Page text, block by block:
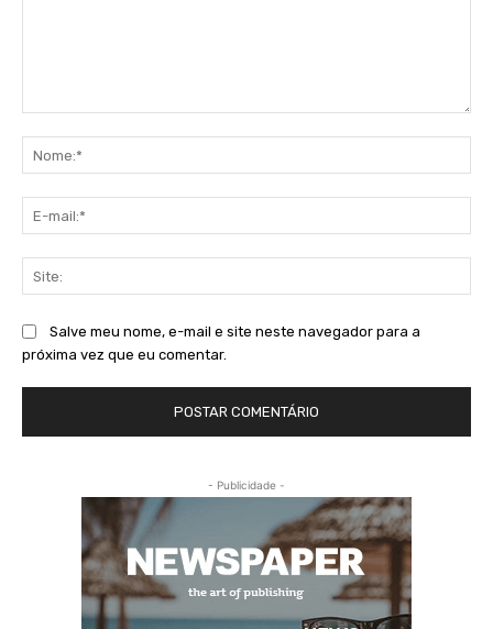
Salve meu nome, e-mail e site neste navegador para a
próxima vez que eu comentar.
- Publicidade -